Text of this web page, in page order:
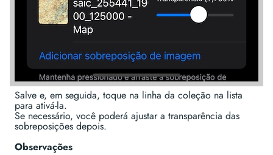
Salve e, em seguida, toque na linha da coleção na lista
para ativá-la.
Se necessário, você poderá ajustar a transparência das
sobreposições depois.
Observações